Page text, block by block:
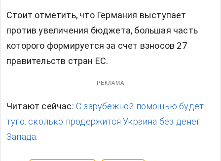
Стоит отметить, что Германия выступает
против увеличения бюджета, большая часть
которого формируется за счет взносов 27
правительств стран ЕС.
РЕКЛАМА
Читают сейчас: С зарубежной помощью будет
туго: сколько продержится Украина без денег
Запада.